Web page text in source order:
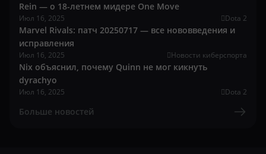
Rein — о 18-летнем мидере One Move
Июл 16, 2025 Dota 2
Marvel Rivals: патч 20250717 — все нововведения и
исправления
Июл 16, 2025 Новости киберспорта
Nix объяснил, почему Quinn не мог кикнуть
dyrachyo
Июл 16, 2025 Dota 2
Больше новостей